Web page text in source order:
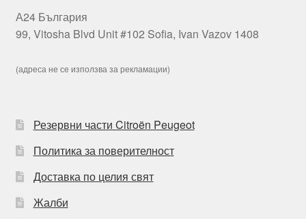
А24 България
99, Vitosha Blvd Unit #102 Sofia, Ivan Vazov 1408
(адреса не се използва за рекламации)
Резервни части Citroën Peugeot
Политика за поверителност
Доставка по целия свят
Жалби